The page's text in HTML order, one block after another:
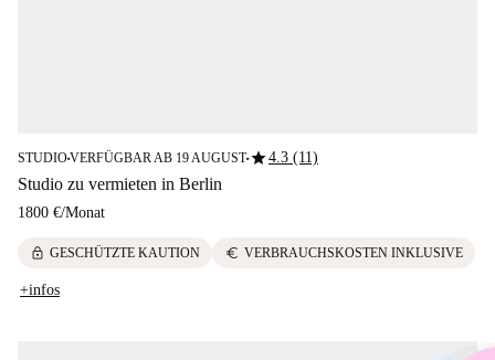
STUDIO■VERFÜGBAR AB 19 AUGUST■star4.3 (11)
Studio zu vermieten in Berlin
1800 €/Monat
lock GESCHÜTZTE KAUTION euro VERBRAUCHSKOSTEN INKLUSIVE
+infos